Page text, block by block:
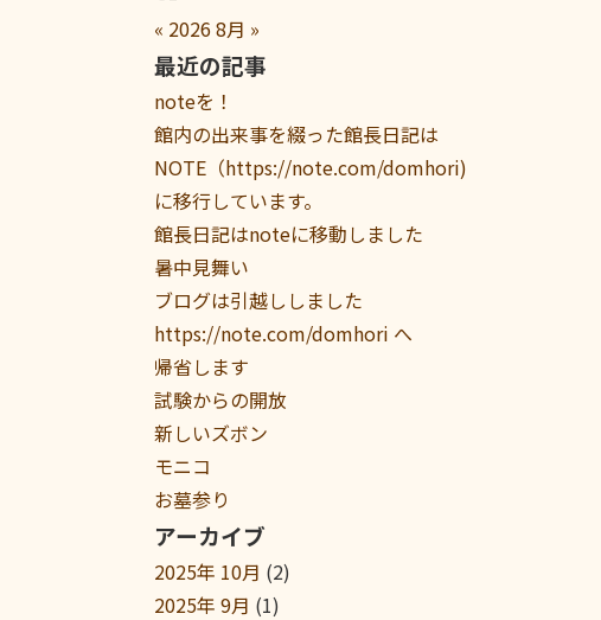
« 20268月 »
最近の記事
noteを！
館内の出来事を綴った館長日記は
NOTE（https://note.com/domhori)
に移行しています。
館長日記はnoteに移動しました
暑中見舞い
ブログは引越ししました
https://note.com/domhori へ
帰省します
試験からの開放
新しいズボン
モニコ
お墓参り
アーカイブ
2025年 10月 (2)
2025年 9月 (1)